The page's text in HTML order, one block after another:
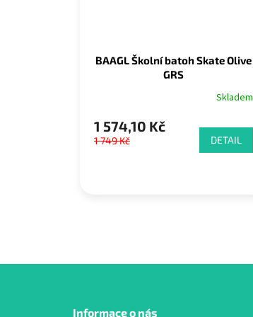
BAAGL Školní batoh Skate Olive
GRS
Skladem
1 574,10 Kč
1 749 Kč DETAIL
Informace o nás